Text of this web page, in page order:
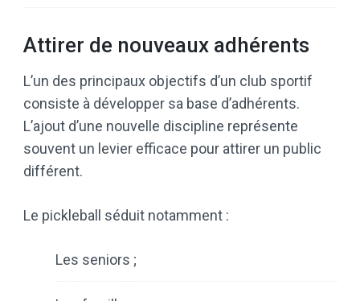
Attirer de nouveaux adhérents
L’un des principaux objectifs d’un club sportif
consiste à développer sa base d’adhérents.
L’ajout d’une nouvelle discipline représente
souvent un levier efficace pour attirer un public
différent.
Le pickleball séduit notamment :
Les seniors ;